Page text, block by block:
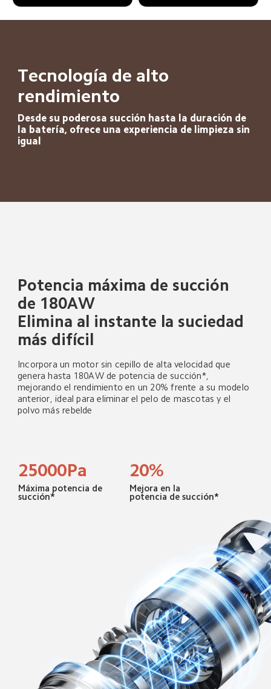
Tecnología de alto
rendimiento
Desde su poderosa succión hasta la duración de
la batería, ofrece una experiencia de limpieza sin
igual
Potencia máxima de succión
de 180AW
Elimina al instante la suciedad
más difícil
Incorpora un motor sin cepillo de alta velocidad que
genera hasta 180AW de potencia de succión*,
mejorando el rendimiento en un 20% frente a su modelo
anterior, ideal para eliminar el pelo de mascotas y el
polvo más rebelde
25000Pa
Máxima potencia de
succión*
20%
Mejora en la
potencia de succión*